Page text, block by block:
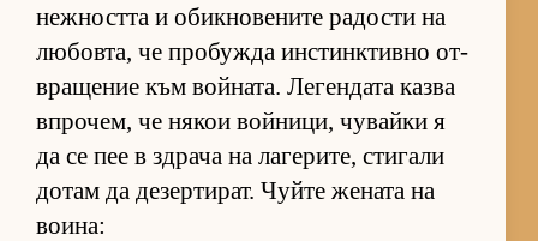
неж­ността и обик­но­ве­ните ра­дости на
лю­бов­та, че про­бужда ин­с­тин­к­тивно от­
в­ра­ще­ние към вой­на­та. Ле­ген­дата казва
впро­чем, че ня­кои вой­ни­ци, чу­вайки я
да се пее в здрача на ла­ге­ри­те, сти­гали
до­там да де­зер­ти­рат. Чуйте же­ната на
во­и­на: